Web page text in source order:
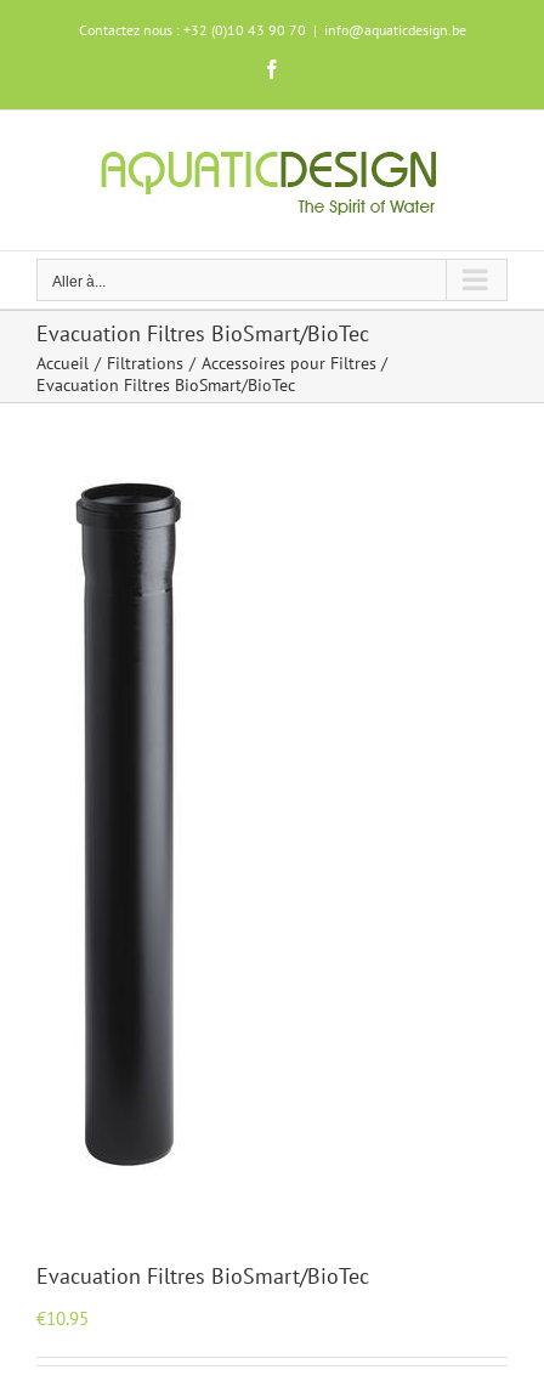
Contactez nous : +32 (0)10 43 90 70 | info@aquaticdesign.be
Aller à...
Evacuation Filtres BioSmart/BioTec
Accueil Filtrations
Accessoires pour Filtres
Evacuation Filtres BioSmart/BioTec
Evacuation Filtres BioSmart/BioTec
€10.95